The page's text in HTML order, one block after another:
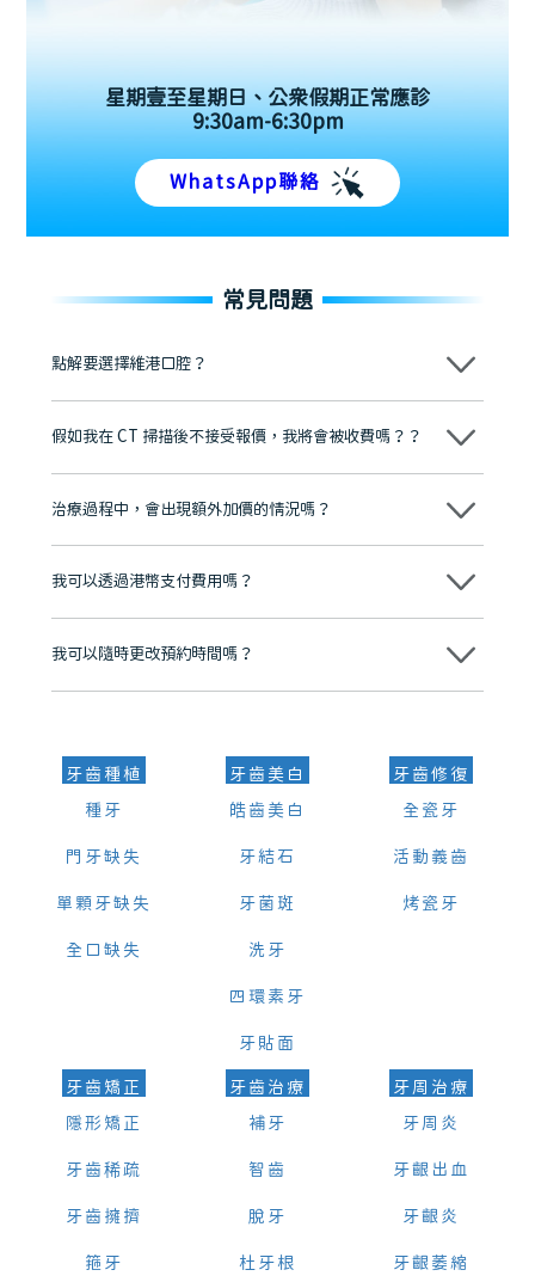
星期壹至星期日、公眾假期正常應診
9:30am-6:30pm
WhatsApp聯絡
常見問題
點解要選擇維港口腔？
維港口腔踐行「醫道濟世」的大學校訓，各分院匯聚來自香港、內地的
牌」、「2025香港企業領袖品牌」，是諾貝爾種植系統全球放心植牙中
至今已服務超過三十個國家和地區的顧客，受到粵港澳大灣區及周邊城
市市民極高的口碑評價及信任推薦 珠海、深圳設有八大分院，香港亦設
有咨詢及服務保障中心，有任何問題都可以隨時預約免費咨詢，讓人十
假如我在 CT 掃描後不接受報價，我將會被收費嗎？？
不會！只要未開始實際服務之前，你不會被收取任何費用。
治療過程中，會出現額外加價的情況嗎？
不會，治療前我們會詳細說明治療方案及對應的價錢，顧客同意並簽字
我可以透過港幣支付費用嗎？
可以。維港口腔會按照當日匯率轉算收取費用，而匯率會及時告知客人
我可以隨時更改預約時間嗎？
可以，請盡早通過wechat或whatsapp聯絡我們，告知我們你原本預約
牙齒種植
種牙
門牙缺失
單顆牙缺失
全口缺失
牙齒美白
皓齒美白
牙結石
牙菌斑
洗牙
四環素牙
牙貼面
牙齒修復
全瓷牙
活動義齒
烤瓷牙
牙齒矯正
隱形矯正
牙齒稀疏
牙齒擁擠
箍牙
牙齒治療
補牙
智齒
脫牙
杜牙根
牙周治療
牙周炎
牙齦出血
牙齦炎
牙齦萎縮